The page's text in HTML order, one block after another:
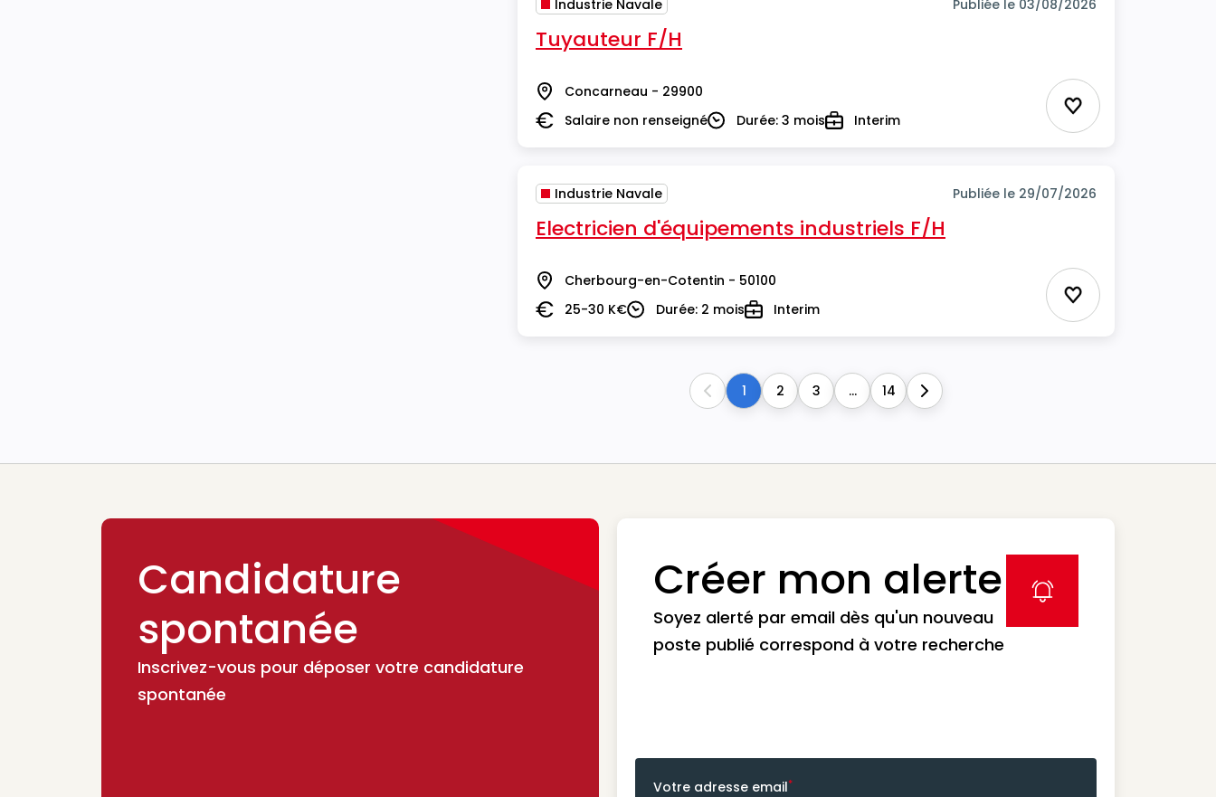
Industrie Navale Publiée le 03/08/2026
Tuyauteur F/H
Lieu Concarneau - 29900
SalaireSalaire non renseignéDuréeDurée: 3 moisTypeInterim Ajouter aux
Industrie Navale Publiée le 29/07/2026
Electricien d'équipements industriels F/H
Lieu Cherbourg-en-Cotentin - 50100
Salaire25-30 K€DuréeDurée: 2 moisTypeInterim Ajouter aux
Previous
1 2 3 ... 14 Next
Candidature
spontanée
Inscrivez-vous pour déposer votre candidature
spontanée
Créer mon alerte
Soyez alerté par email dès qu'un nouveau
poste publié correspond à votre recherche
label icon
Votre adresse email*